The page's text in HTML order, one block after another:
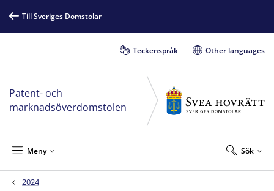
Till Sveriges Domstolar
Teckenspråk Other languages
Patent- och
marknadsöverdomstolen
Sök
Meny
2024